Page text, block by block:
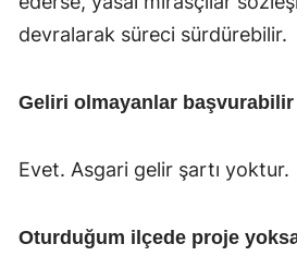
devralarak süreci sürdürebilir.
Geliri olmayanlar başvurabilir
Evet. Asgari gelir şartı yoktur.
Oturduğum ilçede proje